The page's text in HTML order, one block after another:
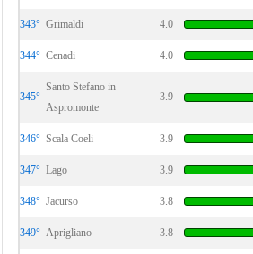
343° Grimaldi 4.0
344° Cenadi 4.0
345°
Santo Stefano in
Aspromonte
3.9
346° Scala Coeli 3.9
347° Lago 3.9
348° Jacurso 3.8
349° Aprigliano 3.8